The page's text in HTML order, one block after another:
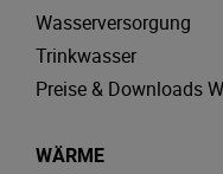
Wasserversorgung
Trinkwasser
Preise & Downloads
WÄRME